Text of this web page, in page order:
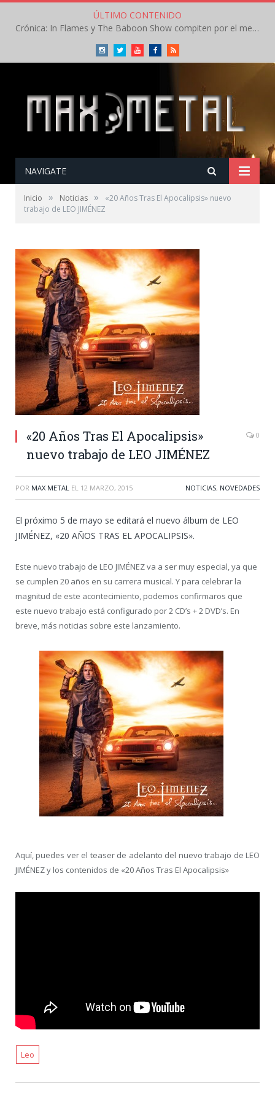
ÚLTIMO CONTENIDO
Crónica: In Flames y The Baboon Show compiten por el mejor concierto del día en el Leyendas del Rock – Viernes – Agosto 2026
InstagramTwitterYoutubeFacebookRSS
NAVIGATE
Inicio » Noticias »
«20 Años Tras El Apocalipsis» nuevo
trabajo de LEO JIMÉNEZ
«20 Años Tras El Apocalipsis»
nuevo trabajo de LEO JIMÉNEZ
0
POR MAX METAL EL 12 MARZO, 2015 NOTICIAS, NOVEDADES
El próximo 5 de mayo se editará el nuevo álbum de LEO
JIMÉNEZ, «20 AÑOS TRAS EL APOCALIPSIS».
Este nuevo trabajo de LEO JIMÉNEZ va a ser muy especial, ya que
se cumplen 20 años en su carrera musical. Y para celebrar la
magnitud de este acontecimiento, podemos confirmaros que
este nuevo trabajo está configurado por 2 CD’s + 2 DVD’s. En
breve, más noticias sobre este lanzamiento.
Aquí, puedes ver el teaser de adelanto del nuevo trabajo de LEO
JIMÉNEZ y los contenidos de «20 Años Tras El Apocalipsis»
Leo